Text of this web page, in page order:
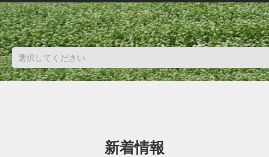
新着情報